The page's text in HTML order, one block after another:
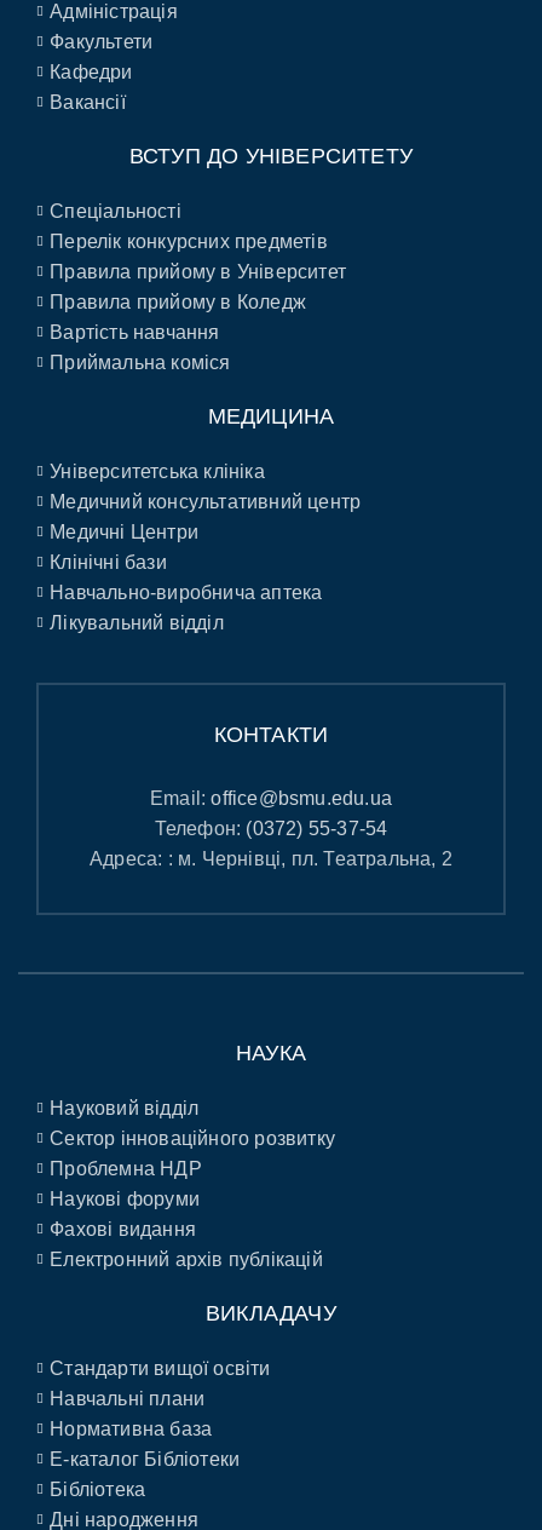
Адміністрація
Факультети
Кафедри
Вакансії
ВСТУП ДО УНІВЕРСИТЕТУ
Спеціальності
Перелік конкурсних предметів
Правила прийому в Університет
Правила прийому в Коледж
Вартість навчання
Приймальна коміся
МЕДИЦИНА
Університетська клініка
Медичний консультативний центр
Медичні Центри
Клінічні бази
Навчально-виробнича аптека
Лікувальний відділ
КОНТАКТИ
Email:office@bsmu.edu.ua
Телефон: (0372) 55-37-54
Адреса: : м. Чернівці, пл. Театральна, 2
НАУКА
Науковий відділ
Сектор інноваційного розвитку
Проблемна НДР
Наукові форуми
Фахові видання
Електронний архів публікацій
ВИКЛАДАЧУ
Стандарти вищої освіти
Навчальні плани
Нормативна база
E-каталог Бібліотеки
Бібліотека
Дні народження